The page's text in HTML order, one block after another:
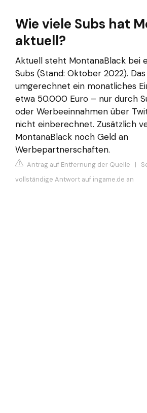
Wie viele Subs hat
aktuell?
Aktuell steht MontanaBlack bei
Subs (Stand: Oktober 2022).
umgerechnet ein monatliches
etwa 50.000 Euro – nur durch
oder Werbeeinnahmen über
nicht einberechnet. Zusätzlich
MontanaBlack noch Geld an
Werbepartnerschaften.
Antrag auf Entfernung der Quelle |
vollständige Antwort auf ingame.de an